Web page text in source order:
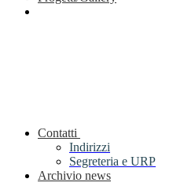
Contatti
Indirizzi
Segreteria e URP
Archivio news